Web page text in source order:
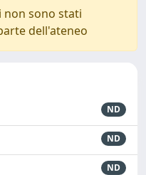
non sono stati
dell'ateneo
ND
ND
ND